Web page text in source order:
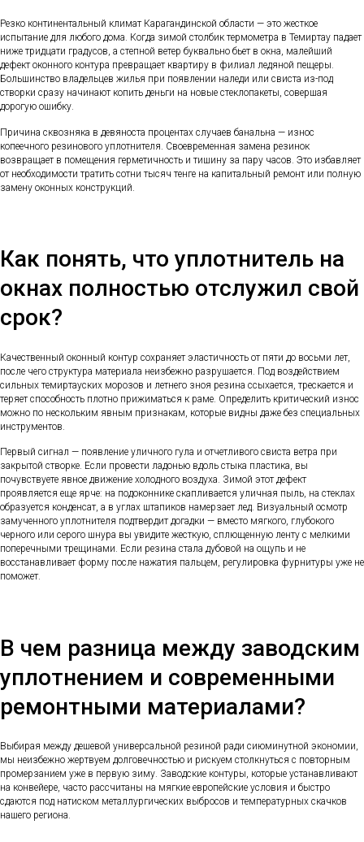
Резко континентальный климат Карагандинской области — это жесткое
испытание для любого дома. Когда зимой столбик термометра в Темиртау падает
ниже тридцати градусов, а степной ветер буквально бьет в окна, малейший
дефект оконного контура превращает квартиру в филиал ледяной пещеры.
Большинство владельцев жилья при появлении наледи или свиста из-под
створки сразу начинают копить деньги на новые стеклопакеты, совершая
дорогую ошибку.
Причина сквозняка в девяноста процентах случаев банальна — износ
копеечного резинового уплотнителя. Своевременная замена резинок
возвращает в помещения герметичность и тишину за пару часов. Это избавляет
от необходимости тратить сотни тысяч тенге на капитальный ремонт или полную
замену оконных конструкций.
Как понять, что уплотнитель на
окнах полностью отслужил свой
срок?
Качественный оконный контур сохраняет эластичность от пяти до восьми лет,
после чего структура материала неизбежно разрушается. Под воздействием
сильных темиртауских морозов и летнего зноя резина ссыхается, трескается и
теряет способность плотно прижиматься к раме. Определить критический износ
можно по нескольким явным признакам, которые видны даже без специальных
инструментов.
Первый сигнал — появление уличного гула и отчетливого свиста ветра при
закрытой створке. Если провести ладонью вдоль стыка пластика, вы
почувствуете явное движение холодного воздуха. Зимой этот дефект
проявляется еще ярче: на подоконнике скапливается уличная пыль, на стеклах
образуется конденсат, а в углах штапиков намерзает лед. Визуальный осмотр
замученного уплотнителя подтвердит догадки — вместо мягкого, глубокого
черного или серого шнура вы увидите жесткую, сплющенную ленту с мелкими
поперечными трещинами. Если резина стала дубовой на ощупь и не
восстанавливает форму после нажатия пальцем, регулировка фурнитуры уже не
поможет.
В чем разница между заводским
уплотнением и современными
ремонтными материалами?
Выбирая между дешевой универсальной резиной ради сиюминутной экономии,
мы неизбежно жертвуем долговечностью и рискуем столкнуться с повторным
промерзанием уже в первую зиму. Заводские контуры, которые устанавливают
на конвейере, часто рассчитаны на мягкие европейские условия и быстро
сдаются под натиском металлургических выбросов и температурных скачков
нашего региона.